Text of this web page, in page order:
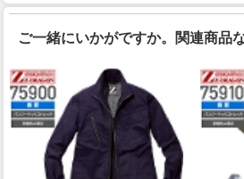
ご一緒にいかがですか。関連商品